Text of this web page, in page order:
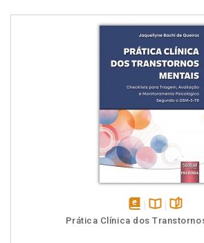
disponívelDisponível
páginas
Prática Clínica dos